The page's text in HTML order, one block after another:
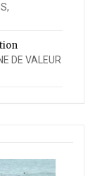
,
DE VALEUR